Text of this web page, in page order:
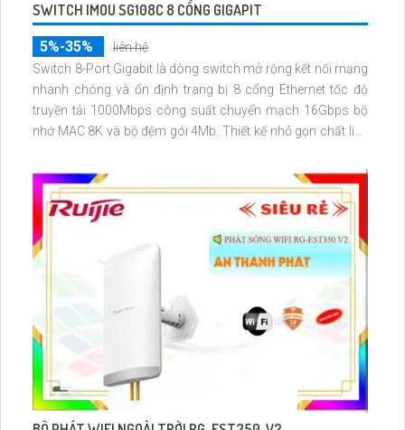
SWITCH IMOU SG108C 8 CỔNG GIGAPIT
5%-35%
liên hệ
Switch 8-Port Gigabit là dòng switch mở rộng kết nối mạng
nhanh chóng và ổn định trang bị 8 cổng Ethernet tốc độ
truyền tải 1000Mbps công suất chuyển mạch 16Gbps bộ
nhớ MAC 8K và bộ đệm gói 4Mb. Thiết kế nhỏ gọn chất liệu
hợp gia đình văn phòng cửa hàng và hệ thống camera IP.